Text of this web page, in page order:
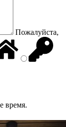
Пожалуйста,
время.